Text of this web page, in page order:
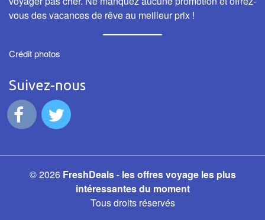
vous des vacances de rêve au meilleur prix !
Crédit photos
Suivez-nous
© 2026 FreshDeals- les offres voyage les plus
intéressantes du moment
Tous droits réservés